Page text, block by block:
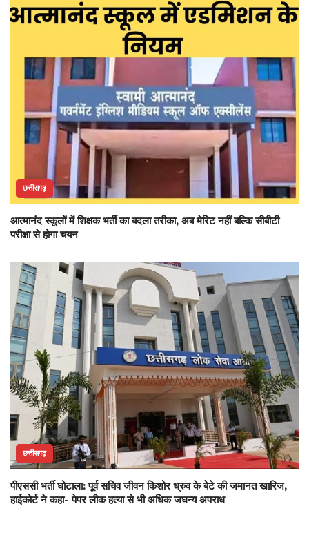
छत्तीसगढ़
आत्मानंद स्कूलों में शिक्षक भर्ती का बदला तरीका, अब मेरिट नहीं बल्कि सीबीटी
परीक्षा से होगा चयन
छत्तीसगढ़
पीएससी भर्ती घोटाला: पूर्व सचिव जीवन किशोर ध्रुव के बेटे की जमानत खारिज,
हाईकोर्ट ने कहा- पेपर लीक हत्या से भी अधिक जघन्य अपराध